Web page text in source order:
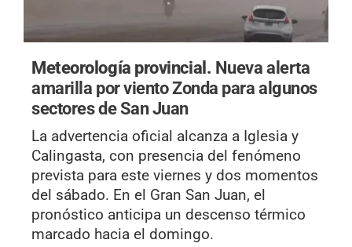
Meteorología provincial. Nueva alerta
amarilla por viento Zonda para algunos
sectores de San Juan
La advertencia oficial alcanza a Iglesia y
Calingasta, con presencia del fenómeno
prevista para este viernes y dos momentos
del sábado. En el Gran San Juan, el
pronóstico anticipa un descenso térmico
marcado hacia el domingo.